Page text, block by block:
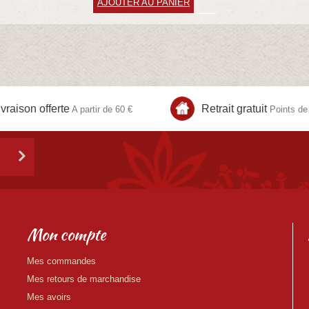
AJOUTER AU PANIER
offerte A partir de 60 € Retrait gratuitPoints de
Mon compte
Mes commandes
Mes retours de marchandise
Mes avoirs